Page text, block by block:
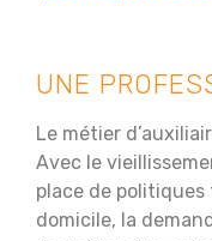
UNE
Le métier
Avec le
place de
domicile, la